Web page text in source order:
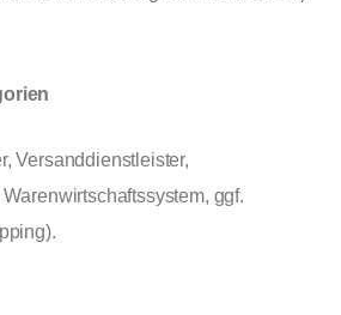
Versanddienstleister,
ggf.